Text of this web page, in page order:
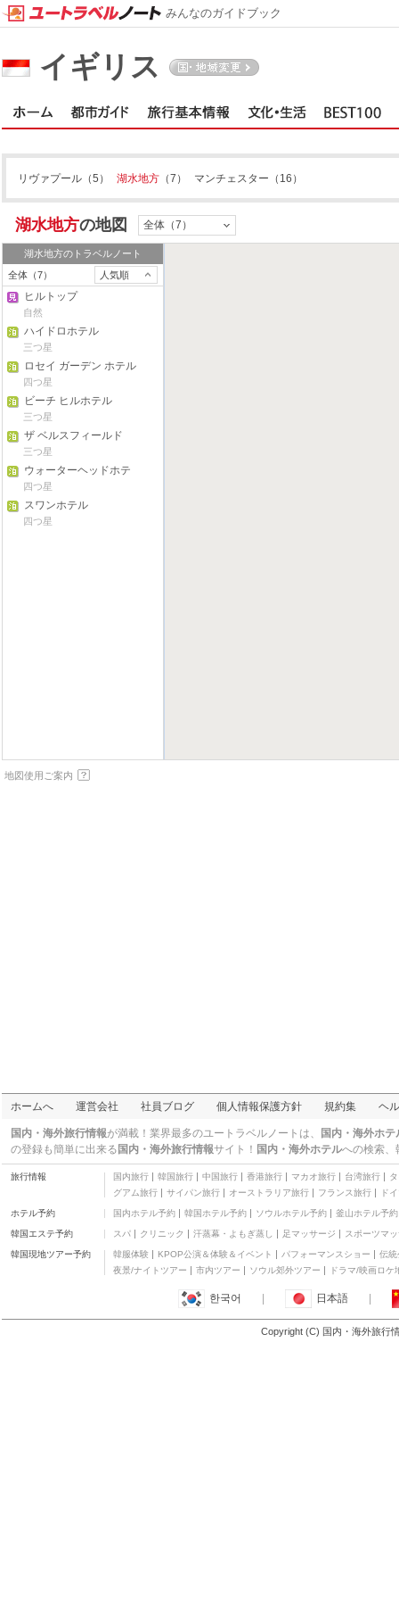
イギリス
リヴァプール （5） 湖水地方 （7） マンチェスター （16）
湖水地方の地図 全体（7）
湖水地方のトラベルノート
全体（7）
人気順
ヒルトップ
自然
ハイドロホテル
三つ星
ロセイ ガーデン ホテル
四つ星
ビーチ ヒルホテル
三つ星
ザ ベルスフィールド
三つ星
ウォーターヘッドホテ
ル
四つ星
スワンホテル
四つ星
地図使用ご案内
みんなのガイドブック
ホームへ 運営会社 社員ブログ 個人情報保護方針 規約集 ヘ
国内・海外旅行情報が満載！業界最多のユートラベルノートは、
国内・海外ホ
の登録も簡単に出来る 国内・海外旅行情報サイト！ 国内・海外ホテルへの検索、
旅行情報 国内旅行 韓国旅行 中国旅行 香港旅行 マカオ旅行 台湾旅行
グアム旅行
サイパン旅行 オーストラリア旅行 フランス旅行 ド
ホテル予約 国内ホテル予約 韓国ホテル予約 ソウルホテル予約 釜山ホテル予約
韓国エステ予約 スパ クリニック 汗蒸幕・よもぎ蒸し 足マッサージ スポーツマ
韓国現地ツアー予約 韓服体験 KPOP公演＆体験＆イベント パフォーマンスショー
伝統
夜景/ナイトツアー
市内ツアー ソウル郊外ツアー ドラマ/映画ロケ
한국어 日本語
Copyright (C) 国内・海外旅行